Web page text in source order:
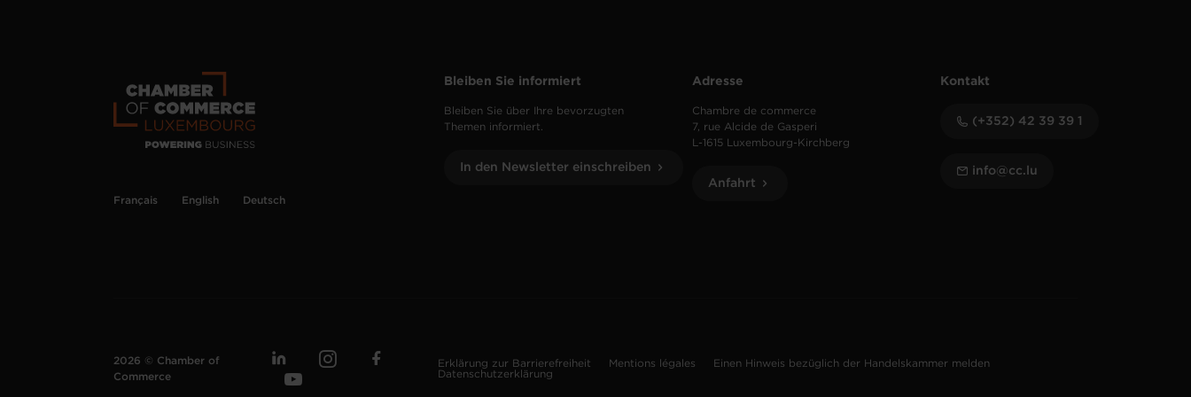
Français English Deutsch
Bleiben Sie informiert
Bleiben Sie über Ihre bevorzugten
Themen informiert.
In den Newsletter einschreiben
Adresse
Chambre de commerce
7, rue Alcide de Gasperi
L-1615 Luxembourg-Kirchberg
Anfahrt
Kontakt
(+352) 42 39 39 1
info@cc.lu
2026 © Chamber of
Commerce
Erklärung zur Barrierefreiheit Mentions légales
Einen Hinweis bezüglich der Handelskammer melden
Datenschutzerklärung